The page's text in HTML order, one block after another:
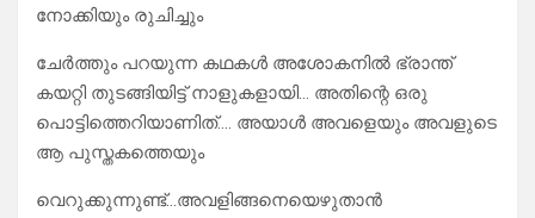
നോക്കിയും രുചിച്ചും
ചേർത്തും പറയുന്ന കഥകൾ അശോകനിൽ ഭ്രാന്ത്‌
കയറ്റി തുടങ്ങിയിട്ട് നാളുകളായി… അതിന്റെ ഒരു
പൊട്ടിത്തെറിയാണിത്…. അയാൾ അവളെയും അവളുടെ
ആ പുസ്തകത്തെയും
വെറുക്കുന്നുണ്ട്…അവളിങ്ങനെയെഴുതാൻ